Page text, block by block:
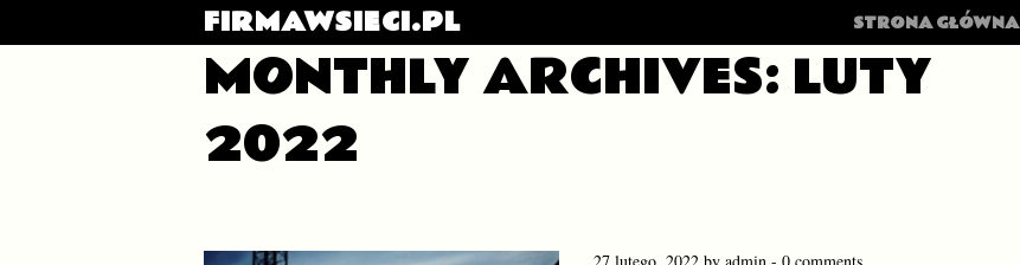
FIRMAWSIECI.PL MENU
SKIP TO CONTENT
STRONA GŁÓWNA
MONTHLY ARCHIVES: LUTY
2022